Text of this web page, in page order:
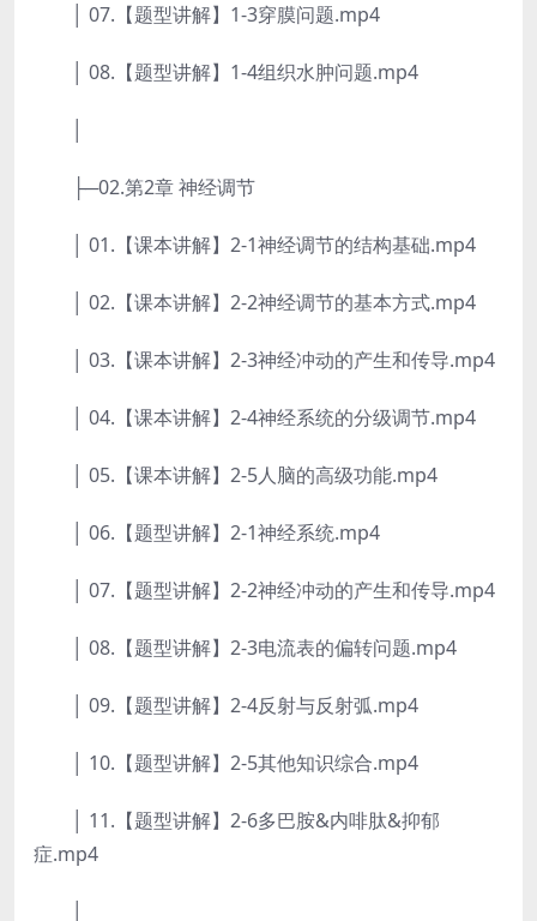
│ 07.【题型讲解】1-3穿膜问题.mp4
│ 08.【题型讲解】1-4组织水肿问题.mp4
├─02.第2章 神经调节
│ 01.【课本讲解】2-1神经调节的结构基础.mp4
│ 02.【课本讲解】2-2神经调节的基本方式.mp4
│ 03.【课本讲解】2-3神经冲动的产生和传导.mp4
│ 04.【课本讲解】2-4神经系统的分级调节.mp4
│ 05.【课本讲解】2-5人脑的高级功能.mp4
│ 06.【题型讲解】2-1神经系统.mp4
│ 07.【题型讲解】2-2神经冲动的产生和传导.mp4
│ 08.【题型讲解】2-3电流表的偏转问题.mp4
│ 09.【题型讲解】2-4反射与反射弧.mp4
│ 10.【题型讲解】2-5其他知识综合.mp4
│ 11.【题型讲解】2-6多巴胺&内啡肽&抑郁
症.mp4